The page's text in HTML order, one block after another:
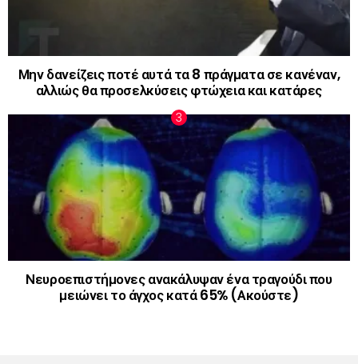
Μην δανείζεις ποτέ αυτά τα 8 πράγματα σε κανέναν,
αλλιώς θα προσελκύσεις φτώχεια και κατάρες
Νευροεπιστήμονες ανακάλυψαν ένα τραγούδι που
μειώνει το άγχος κατά 65% (Ακούστε)